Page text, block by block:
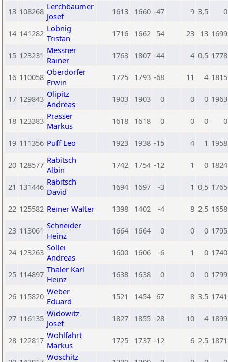
13 108268 Lerchbaumer
Josef
1613 1660 -47 9 3,5 0
14 141282 Lobnig
Tristan
1716 1662 54 23 13 1699
15 123231 Messner
Rainer
1763 1807 -44 4 0,5 1778
16 110058 Oberdorfer
Erwin
1725 1793 -68 11 4 1815
17 129843 Olipitz
Andreas
1903 1903 0 0 0 1963
18 123383 Prasser
Markus
1618 1618 0 0 0 0
19 111356 Puff Leo 1923 1938 -15 4 1 1958
20 128577 Rabitsch
Albin
1742 1754 -12 1 0 1824
21 131446 Rabitsch
David
1694 1697 -3 1 0,5 1765
22 125582 Reiner Walter 1398 1402 -4 8 2,5 1658
23 113061 Schneider
Heinz
1664 1664 0 0 0 1795
24 123263 Söllei
Andreas
1600 1606 -6 1 0 1740
25 114897 Thaler Karl
Heinz
1638 1638 0 0 0 1799
26 115820 Weber
Eduard
1521 1454 67 8 3,5 1741
27 116135 Widowitz
Josef
1827 1855 -28 10 4 1899
28 122817 Wohlfahrt
Markus
1725 1737 -12 6 2,5 1871
Woschitz